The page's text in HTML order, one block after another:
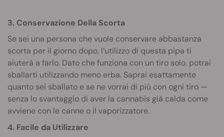
3. Conservazione Della Scorta
Se sei una persona che vuole conservare abbastanza
scorta per il giorno dopo, l’utilizzo di questa pipa ti
aiuterà a farlo. Dato che funziona con un tiro solo, potrai
sballarti utilizzando meno erba. Saprai esattamente
quanto sei sballato e se ne vorrai di più con ogni tiro —
senza lo svantaggio di aver la cannabis già calda come
avviene con le canne o il vaporizzatore.
4. Facile da Utilizzare